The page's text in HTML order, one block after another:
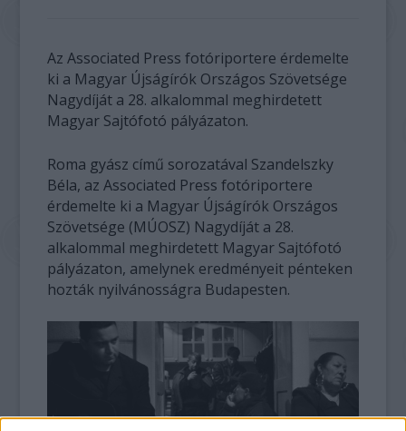
Az Associated Press fotóriportere érdemelte
ki a Magyar Újságírók Országos Szövetsége
Nagydíját a 28. alkalommal meghirdetett
Magyar Sajtófotó pályázaton.
Roma gyász című sorozatával Szandelszky
Béla, az Associated Press fotóriportere
érdemelte ki a Magyar Újságírók Országos
Szövetsége (MÚOSZ) Nagydíját a 28.
alkalommal meghirdetett Magyar Sajtófotó
pályázaton, amelynek eredményeit pénteken
hozták nyilvánosságra Budapesten.